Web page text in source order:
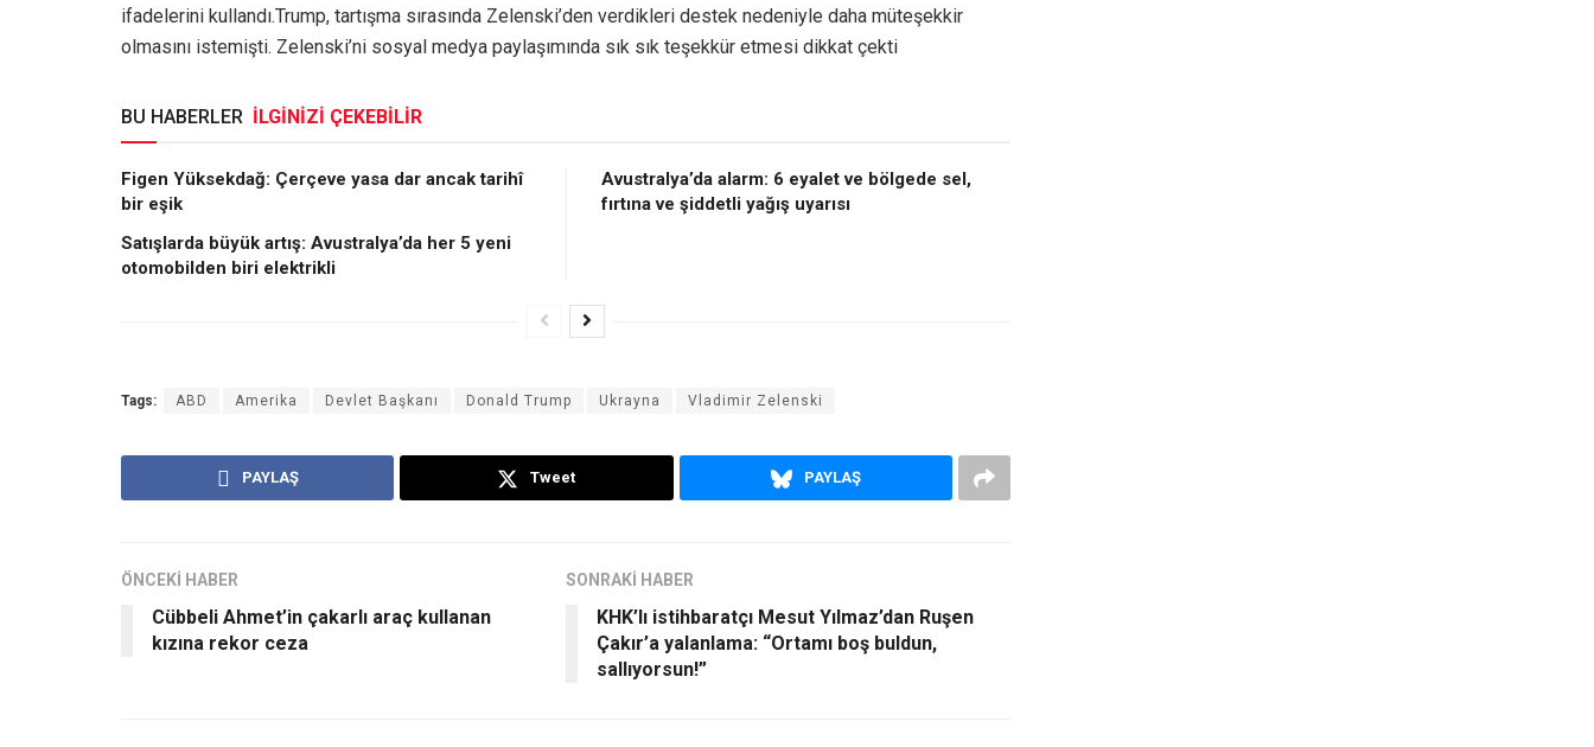
ifadelerini kullandı.Trump, tartışma sırasında Zelenski’den verdikleri destek nedeniyle daha müteşekkir
olmasını istemişti. Zelenski’ni sosyal medya paylaşımında sık sık teşekkür etmesi dikkat çekti
BU HABERLER İLGİNİZİ ÇEKEBİLİR
Figen Yüksekdağ: Çerçeve yasa dar ancak tarihî
bir eşik
Satışlarda büyük artış: Avustralya’da her 5 yeni
otomobilden biri elektrikli
Avustralya’da alarm: 6 eyalet ve bölgede sel,
fırtına ve şiddetli yağış uyarısı
Tags: ABD Amerika Devlet Başkanı Donald Trump Ukrayna Vladimir Zelenski
PAYLAŞ Tweet PAYLAŞ
ÖNCEKİ HABER
Cübbeli Ahmet’in çakarlı araç kullanan
kızına rekor ceza
SONRAKİ HABER
KHK’lı istihbaratçı Mesut Yılmaz’dan Ruşen
Çakır’a yalanlama: “Ortamı boş buldun,
sallıyorsun!”